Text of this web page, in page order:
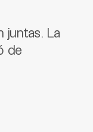
juntas. La
de